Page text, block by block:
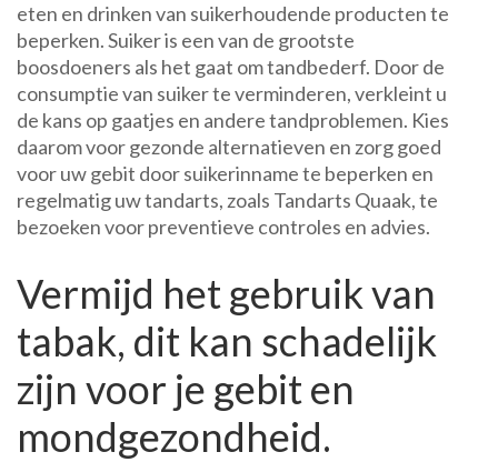
eten en drinken van suikerhoudende producten te
beperken. Suiker is een van de grootste
boosdoeners als het gaat om tandbederf. Door de
consumptie van suiker te verminderen, verkleint u
de kans op gaatjes en andere tandproblemen. Kies
daarom voor gezonde alternatieven en zorg goed
voor uw gebit door suikerinname te beperken en
regelmatig uw tandarts, zoals Tandarts Quaak, te
bezoeken voor preventieve controles en advies.
Vermijd het gebruik van
tabak, dit kan schadelijk
zijn voor je gebit en
mondgezondheid.